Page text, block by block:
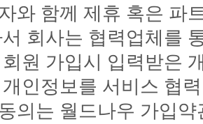
와 함께 제휴 혹은 파
회사는 협력업체를
원 가입시 입력받은
인정보를 서비스 협
의는 월드나우 가입